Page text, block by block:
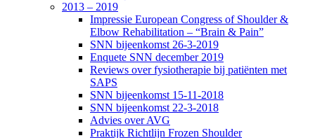
2013 – 2019
Impressie European Congress of Shoulder &
Elbow Rehabilitation – “Brain & Pain”
SNN bijeenkomst 26-3-2019
Enquete SNN december 2019
Reviews over fysiotherapie bij patiënten met
SAPS
SNN bijeenkomst 15-11-2018
SNN bijeenkomst 22-3-2018
Advies over AVG
Praktijk Richtlijn Frozen Shoulder